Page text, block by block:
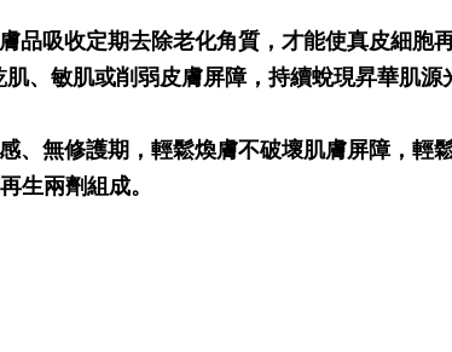
品吸收定期去除老化角質，才能使真皮細胞
、敏肌或削弱皮膚屏障，持續蛻現昇華肌源
、無修護期，輕鬆煥膚不破壞肌膚屏障，輕
生兩劑組成。